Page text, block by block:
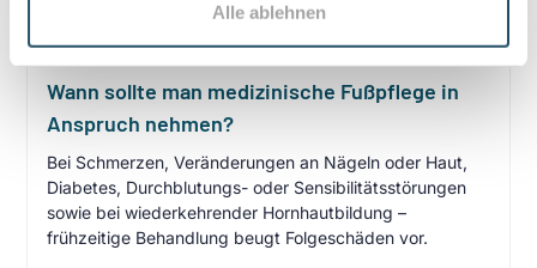
Alle ablehnen
Pilzinfektionen) fachlich fundiert, während kosmetische
Fußpflege rein ästhetisch orientiert ist.
Wann sollte man medizinische Fußpflege in
Anspruch nehmen?
Bei Schmerzen, Veränderungen an Nägeln oder Haut,
Diabetes, Durchblutungs- oder Sensibilitätsstörungen
sowie bei wiederkehrender Hornhautbildung –
frühzeitige Behandlung beugt Folgeschäden vor.